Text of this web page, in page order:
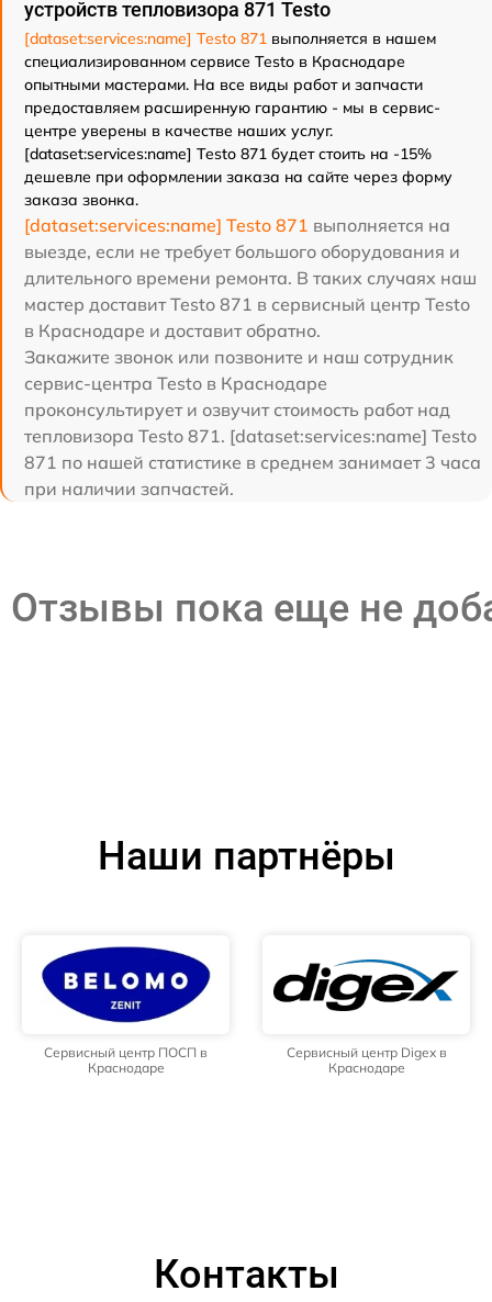
устройств тепловизора 871 Testo
[dataset:services:name] Testo 871 выполняется в нашем
специализированном сервисе Testo в Краснодаре
опытными мастерами. На все виды работ и запчасти
предоставляем расширенную гарантию - мы в сервис-
центре уверены в качестве наших услуг.
[dataset:services:name] Testo 871 будет стоить на -15%
дешевле при оформлении заказа на сайте через форму
заказа звонка.
[dataset:services:name] Testo 871 выполняется на
выезде, если не требует большого оборудования и
длительного времени ремонта. В таких случаях наш
мастер доставит Testo 871 в сервисный центр Testo
в Краснодаре и доставит обратно.
Закажите звонок или позвоните и наш сотрудник
сервис-центра Testo в Краснодаре
проконсультирует и озвучит стоимость работ над
тепловизора Testo 871. [dataset:services:name] Testo
871 по нашей статистике в среднем занимает 3 часа
при наличии запчастей.
Отзывы пока еще не
Наши партнёры
Сервисный центр ПОСП в
Краснодаре
Сервисный центр Digex в
Краснодаре
Контакты